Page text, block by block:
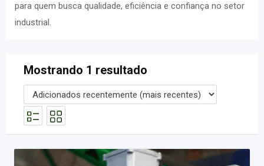
para quem busca qualidade, eficiência e confiança no setor
industrial.
Mostrando 1 resultado